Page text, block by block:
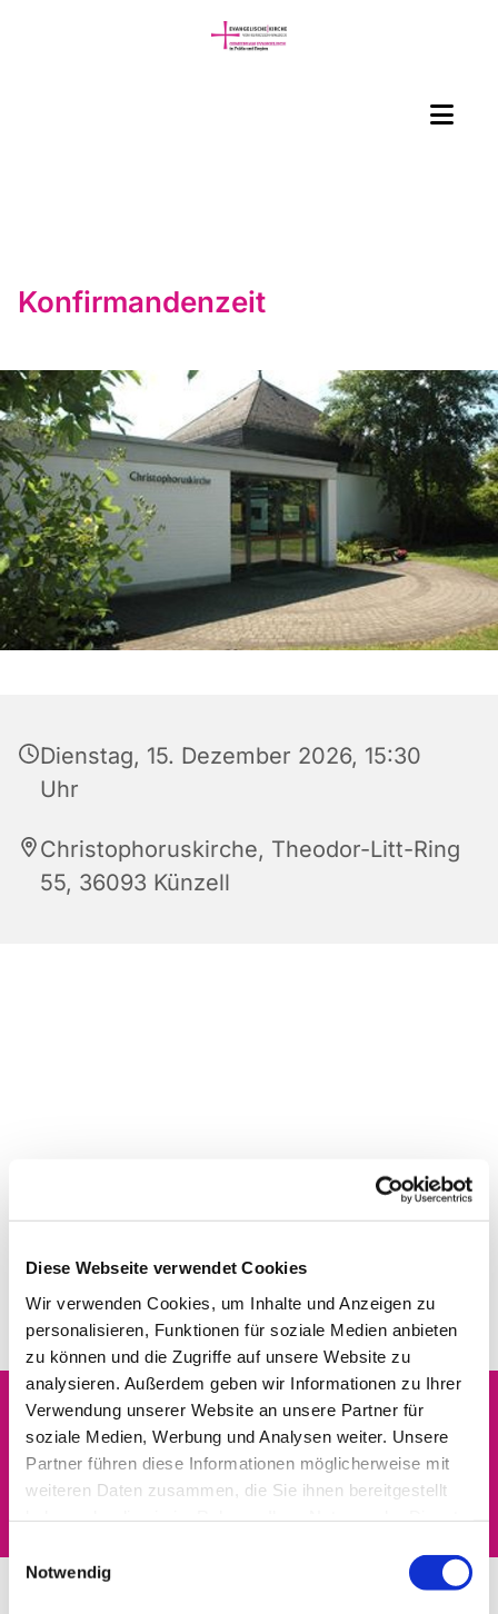
Diese Webseite verwendet Cookies
Wir verwenden Cookies, um Inhalte und Anzeigen zu
personalisieren, Funktionen für soziale Medien anbieten
zu können und die Zugriffe auf unsere Website zu
analysieren. Außerdem geben wir Informationen zu Ihrer
Verwendung unserer Website an unsere Partner für
soziale Medien, Werbung und Analysen weiter. Unsere
Partner führen diese Informationen möglicherweise mit
weiteren Daten zusammen, die Sie ihnen bereitgestellt
Notwendig
Konfirmandenzeit
Dienstag, 15. Dezember 2026, 15:30
Uhr
Christophoruskirche, Theodor-Litt-Ring
55, 36093 Künzell
Dies könnte Sie auch
interessieren